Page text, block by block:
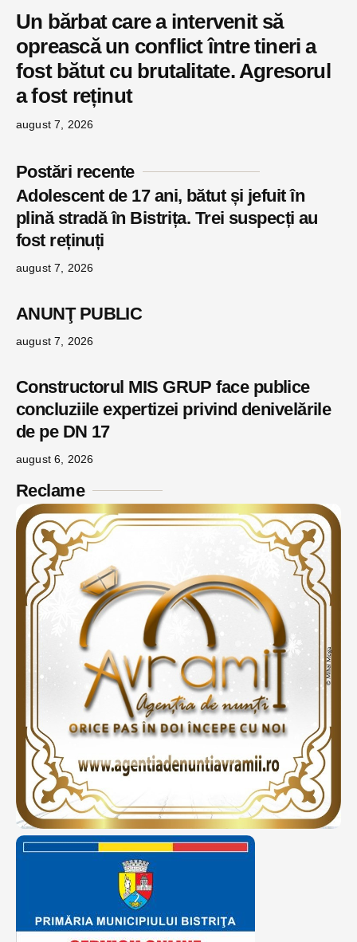
Un bărbat care a intervenit să
oprească un conflict între tineri a
fost bătut cu brutalitate. Agresorul
a fost reținut
august 7, 2026
Postări recente
Adolescent de 17 ani, bătut și jefuit în
plină stradă în Bistrița. Trei suspecți au
fost reținuți
august 7, 2026
ANUNŢ PUBLIC
august 7, 2026
Constructorul MIS GRUP face publice
concluziile expertizei privind denivelările
de pe DN 17
august 6, 2026
Reclame